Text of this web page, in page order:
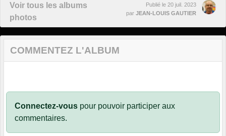
Voir tous les albums
photos
Publié le 20 juil. 2023
par JEAN-LOUIS GAUTIER
COMMENTEZ L'ALBUM
Connectez-vous pour pouvoir participer aux
commentaires.